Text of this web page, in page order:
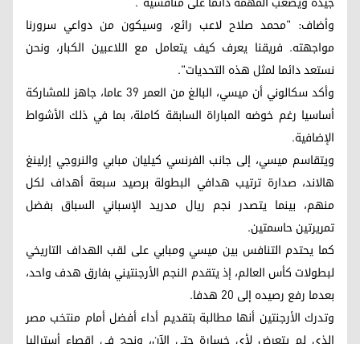
وأضاف: "محمد صلاح لاعب رائع، وسيكون من دواعي سرورنا
مواجهته. فريقنا يعرف كيف يتعامل مع اللاعبين الكبار، ونحن
نستعد دائما لمثل هذه التحديات".
وأكد سكالوني أن ميسي، البالغ من العمر 39 عاما، جاهز للمشاركة
أساسيا رغم خوضه المباراة السابقة كاملة، بما في ذلك الأشواط
الإضافية.
ويتقاسم ميسي، إلى جانب الفرنسي كيليان مبابي والنروجي إرلينغ
هالاند، صدارة ترتيب هدافي البطولة برصيد سبعة أهداف لكل
منهم، بينما يتصدر نجم ريال مدريد الإسباني السباق بفضل
تمريرتين حاسمتين.
كما يحتدم التنافس بين ميسي ومبابي على لقب الهداف التاريخي
لبطولات كأس العالم، إذ يتقدم النجم الأرجنتيني بفارق هدف واحد،
بعدما رفع رصيده إلى 20 هدفا.
وتدرك الأرجنتين أنها مطالبة بتقديم أداء أفضل أمام منتخب مصر